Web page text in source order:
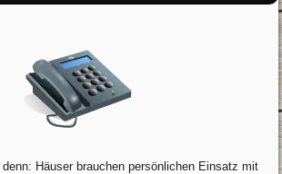
Häuser brauchen persönlichen Einsatz mit